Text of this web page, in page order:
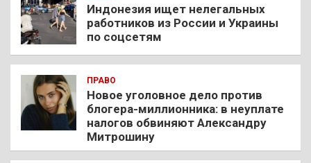
Индонезия ищет нелегальных
работников из России и Украины
по соцсетям
ПРАВО
Новое уголовное дело против
блогера-миллионника: в неуплате
налогов обвиняют Александру
Митрошину